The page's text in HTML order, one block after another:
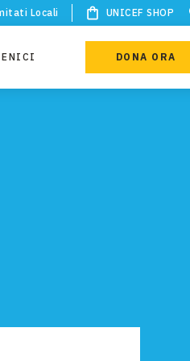
Locali UNICEF SHOP
DONA ORA